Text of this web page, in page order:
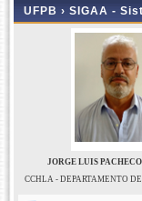
UFPB › SIGAA -
JORGE LUIS
CCHLA - DEPARTAMENTO